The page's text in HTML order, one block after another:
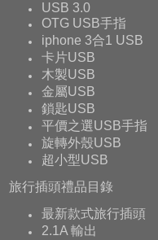
USB 3.0
OTG USB手指
iphone 3合1 USB
卡片USB
木製USB
金屬USB
鎖匙USB
平價之選USB手指
旋轉外殼USB
超小型USB
旅行插頭禮品目錄
最新款式旅行插頭
2.1A 輸出